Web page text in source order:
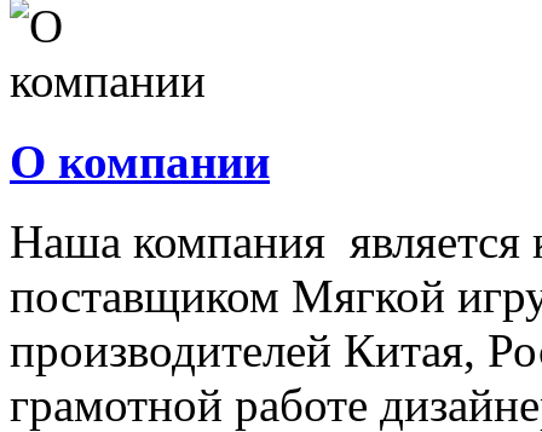
О компании
Наша компания
поставщиком Мягкой
производителей Китая,
грамотной работе